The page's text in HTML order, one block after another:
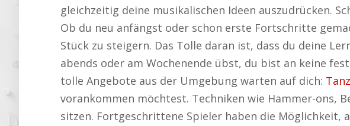
gleichzeitig deine musikalischen Ideen auszudrücken.
Ob du neu anfängst oder schon erste Fortschritte
Stück zu steigern. Das Tolle daran ist, dass du deine
abends oder am Wochenende übst, du bist an keine
tolle Angebote aus der Umgebung warten auf dich:
vorankommen möchtest. Techniken wie Hammer-ons,
sitzen. Fortgeschrittene Spieler haben die Möglichkeit,